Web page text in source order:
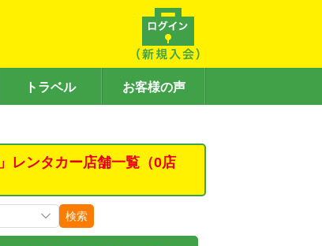
トラベル お客様の声
レンタカー店舗一覧（0店
検索